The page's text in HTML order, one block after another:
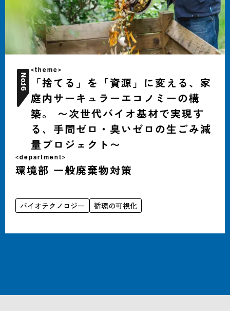
No.
16
<theme>
「捨てる」を「資源」に変える、家
庭内サーキュラーエコノミーの構
築。 〜次世代バイオ基材で実現す
る、手間ゼロ・臭いゼロの生ごみ減
量プロジェクト〜
<department>
環境部 一般廃棄物対策
バイオテクノロジー 循環の可視化